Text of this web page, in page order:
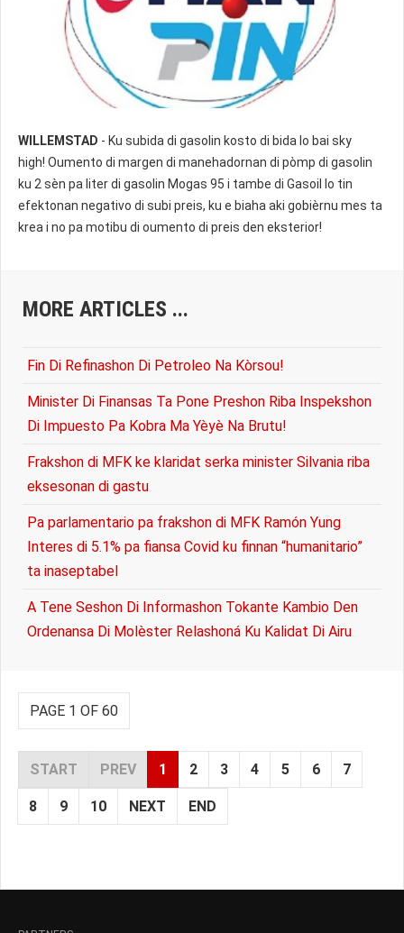
WILLEMSTAD - Ku subida di gasolin kosto di bida lo bai sky
high! Oumento di margen di manehadornan di pòmp di gasolin
ku 2 sèn pa liter di gasolin Mogas 95 i tambe di Gasoil lo tin
efektonan negativo di subi preis, ku e biaha aki gobièrnu mes ta
krea i no pa motibu di oumento di preis den eksterior!
MORE ARTICLES ...
Fin Di Refinashon Di Petroleo Na Kòrsou!
Minister Di Finansas Ta Pone Preshon Riba Inspekshon
Di Impuesto Pa Kobra Ma Yèyè Na Brutu!
Frakshon di MFK ke klaridat serka minister Silvania riba
eksesonan di gastu
Pa parlamentario pa frakshon di MFK Ramón Yung
Interes di 5.1% pa fiansa Covid ku finnan “humanitario”
ta inaseptabel
A Tene Seshon Di Informashon Tokante Kambio Den
Ordenansa Di Molèster Relashoná Ku Kalidat Di Airu
PAGE 1 OF 60
START PREV 1 2 3 4 5 6 7
8 9 10 NEXT END